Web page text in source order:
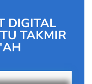
DIGITAL
TAKMIR